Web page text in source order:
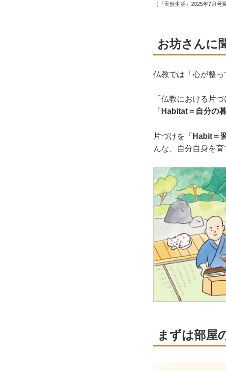
（『天然生活』2025年7月号
お坊さんに
仏教では「心が整っ
「仏教における片
『 Habitat＝自分の
片づけを「 Habit＝
んな、自分自身を
まずは部屋